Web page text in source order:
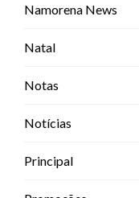
Namorena News
Natal
Notas
Notícias
Principal